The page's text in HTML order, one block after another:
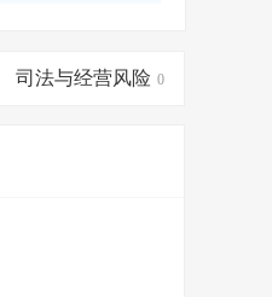
出服务 >
司法与经营风险 0